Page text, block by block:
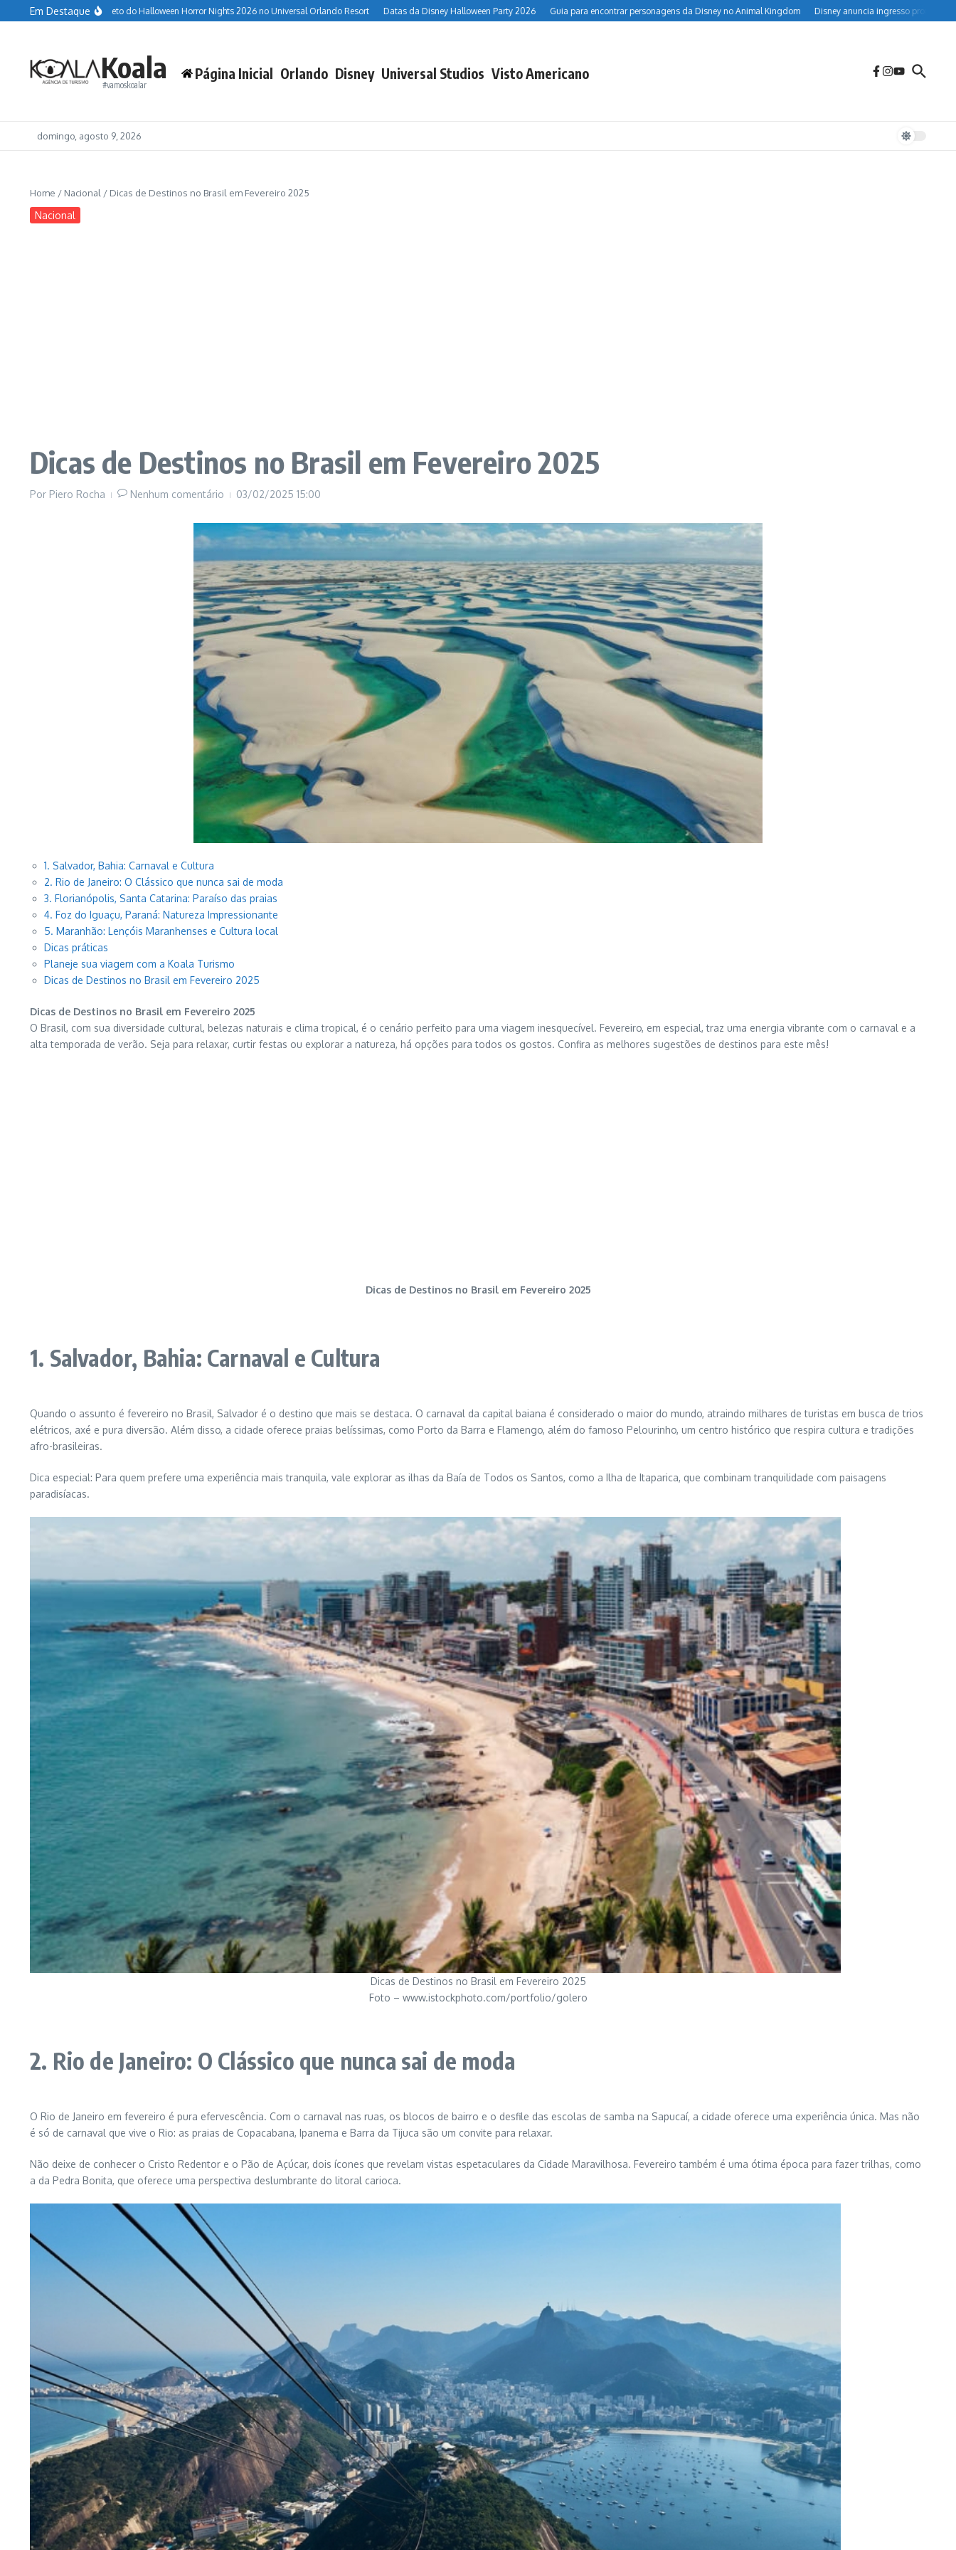
Ir para o conteúdo
Em Destaque
Guia completo do Halloween Horror Nights 2026 no Universal Orlando Resort Datas da Disney Halloween Party 2026 Guia para encontrar personagens da Disney no Animal Kingdom Disney anuncia ingresso promocional de 2
Koala
#vamoskoalar
Página Inicial Orlando Disney Universal Studios Visto Americano
domingo, agosto 9, 2026
Home / Nacional / Dicas de Destinos no Brasil em Fevereiro 2025
Nacional
Dicas de Destinos no Brasil em Fevereiro 2025
Por Piero Rocha Nenhum comentário 03/02/2025 15:00
1. Salvador, Bahia: Carnaval e Cultura
2. Rio de Janeiro: O Clássico que nunca sai de moda
3. Florianópolis, Santa Catarina: Paraíso das praias
4. Foz do Iguaçu, Paraná: Natureza Impressionante
5. Maranhão: Lençóis Maranhenses e Cultura local
Dicas práticas
Planeje sua viagem com a Koala Turismo
Dicas de Destinos no Brasil em Fevereiro 2025
Dicas de Destinos no Brasil em Fevereiro 2025
O Brasil, com sua diversidade cultural, belezas naturais e clima tropical, é o cenário perfeito para uma viagem inesquecível. Fevereiro, em especial, traz uma energia vibrante com o carnaval e a
alta temporada de verão. Seja para relaxar, curtir festas ou explorar a natureza, há opções para todos os gostos. Confira as melhores sugestões de destinos para este mês!
Dicas de Destinos no Brasil em Fevereiro 2025
1. Salvador, Bahia: Carnaval e Cultura
Quando o assunto é fevereiro no Brasil, Salvador é o destino que mais se destaca. O carnaval da capital baiana é considerado o maior do mundo, atraindo milhares de turistas em busca de trios
elétricos, axé e pura diversão. Além disso, a cidade oferece praias belíssimas, como Porto da Barra e Flamengo, além do famoso Pelourinho, um centro histórico que respira cultura e tradições
afro-brasileiras.
Dica especial: Para quem prefere uma experiência mais tranquila, vale explorar as ilhas da Baía de Todos os Santos, como a Ilha de Itaparica, que combinam tranquilidade com paisagens
paradisíacas.
Dicas de Destinos no Brasil em Fevereiro 2025
Foto – www.istockphoto.com/portfolio/golero
2. Rio de Janeiro: O Clássico que nunca sai de moda
O Rio de Janeiro em fevereiro é pura efervescência. Com o carnaval nas ruas, os blocos de bairro e o desfile das escolas de samba na Sapucaí, a cidade oferece uma experiência única. Mas não
é só de carnaval que vive o Rio: as praias de Copacabana, Ipanema e Barra da Tijuca são um convite para relaxar.
Não deixe de conhecer o Cristo Redentor e o Pão de Açúcar, dois ícones que revelam vistas espetaculares da Cidade Maravilhosa. Fevereiro também é uma ótima época para fazer trilhas, como
a da Pedra Bonita, que oferece uma perspectiva deslumbrante do litoral carioca.